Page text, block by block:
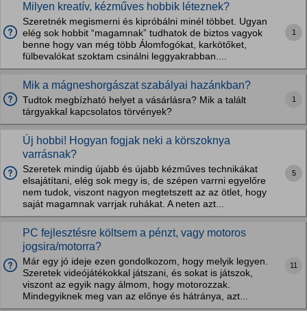
Milyen kreatív, kézműves hobbik léteznek?
Szeretnék megismerni és kipróbálni minél többet. Ugyan
elég sok hobbit “magamnak” tudhatok de biztos vagyok
benne hogy van még több Álomfogókat, karkötőket,
fülbevalókat szoktam csinálni leggyakrabban....
1
Mik a mágneshorgászat szabályai hazánkban?
Tudtok megbízható helyet a vásárlásra? Mik a talált
tárgyakkal kapcsolatos törvények?
1
Új hobbi! Hogyan fogjak neki a körszoknya
varrásnak?
Szeretek mindig újabb és újabb kézműves technikákat
elsajátítani, elég sok megy is, de szépen varrni egyelőre
nem tudok, viszont nagyon megtetszett az az ötlet, hogy
saját magamnak varrjak ruhákat. A neten azt...
5
PC fejlesztésre költsem a pénzt, vagy motoros
jogsira/motorra?
Már egy jó ideje ezen gondolkozom, hogy melyik legyen.
Szeretek videójátékokkal játszani, és sokat is játszok,
viszont az egyik nagy álmom, hogy motorozzak.
Mindegyiknek meg van az előnye és hátránya, azt...
11